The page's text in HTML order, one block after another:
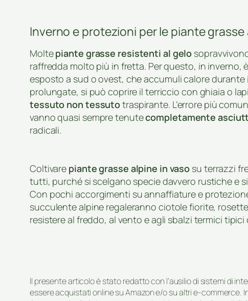
Inverno e protezioni per le piante grasse
Moltepiante grasse resistenti al gelo
raffredda molto più in fretta. Per questo, in
esposto a sud o ovest, che accumuli calore
prolungate, si può coprire il terriccio con ghiaia o
tessuto non tessutotraspirante. L’errore più
vanno quasi sempre tenutecompletamente
radicali.
Coltivare piante grasse alpine in vaso su terrazzi
tutti, purché si scelgano specie davvero rustiche e
Con pochi accorgimenti su annaffiature e
succulente alpine regaleranno ciotole fiorite,
resistere al freddo, al vento e agli sbalzi termici
Il presente articolo è stato redatto con l’ausilio di sistemi di
essere acquistati online su Amazon e/o su altri e-commerce.